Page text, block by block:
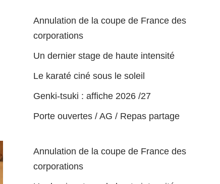
Annulation de la coupe de France des
corporations
Un dernier stage de haute intensité
Le karaté ciné sous le soleil
Genki-tsuki : affiche 2026 /27
Porte ouvertes / AG / Repas partage
Annulation de la coupe de France des
corporations